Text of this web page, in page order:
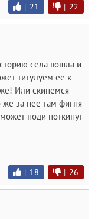
| 21 | 22
села вошла и
титулуем ее к
Или скинемся
же за нее там фигня
поди поткинут
| 18 | 26